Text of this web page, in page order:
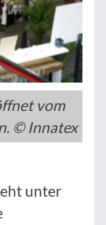
vom
© Innatex
unter